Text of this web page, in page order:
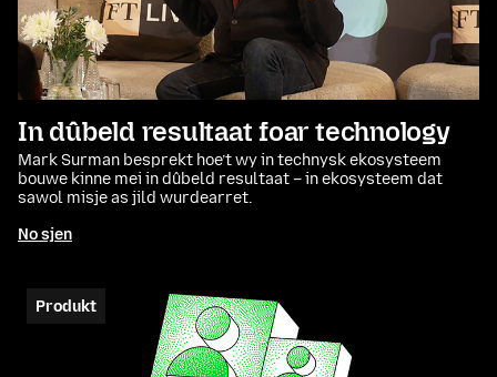
In dûbeld resultaat foar technology
Mark Surman besprekt hoe’t wy in technysk ekosysteem
bouwe kinne mei in dûbeld resultaat – in ekosysteem dat
sawol misje as jild wurdearret.
No sjen
Produkt